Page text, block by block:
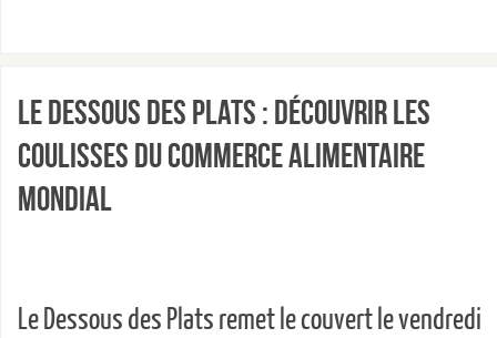
Le dessous des plats : découvrir les
coulisses du commerce alimentaire
mondial
Le Dessous des Plats remet le couvert le vendredi